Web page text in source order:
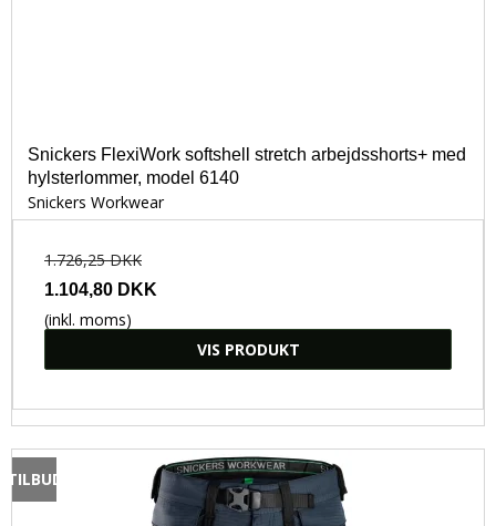
Snickers FlexiWork softshell stretch arbejdsshorts+ med
hylsterlommer, model 6140
Snickers Workwear
1.726,25 DKK
1.104,80 DKK
(inkl. moms)
VIS PRODUKT
TILBUD